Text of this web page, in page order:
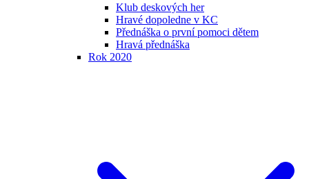
Klub deskových her
Hravé dopoledne v KC
Přednáška o první pomoci dětem
Hravá přednáška
Rok 2020